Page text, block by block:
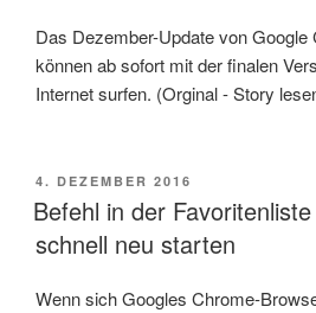
Das Dezember-Update von
können ab sofort mit der finalen
Internet surfen. (Orginal - Story
VERÖFFENTLICHT
AM
4. DEZEMBER 2016
Befehl in der
schnell neu starten
Wenn sich Googles Chrome-